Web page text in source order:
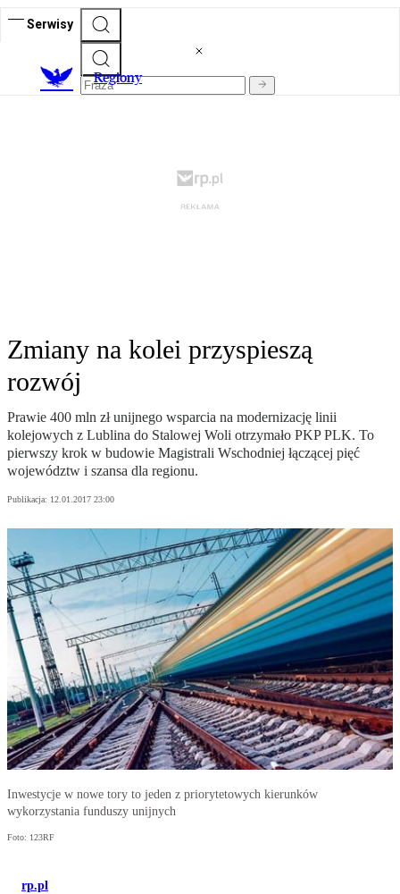
Serwisy
Regiony
Zmiany na kolei przyspieszą
rozwój
Prawie 400 mln zł unijnego wsparcia na modernizację linii
kolejowych z Lublina do Stalowej Woli otrzymało PKP PLK. To
pierwszy krok w budowie Magistrali Wschodniej łączącej pięć
województw i szansa dla regionu.
Publikacja: 12.01.2017 23:00
Inwestycje w nowe tory to jeden z priorytetowych kierunków
wykorzystania funduszy unijnych
Foto: 123RF
rp.pl